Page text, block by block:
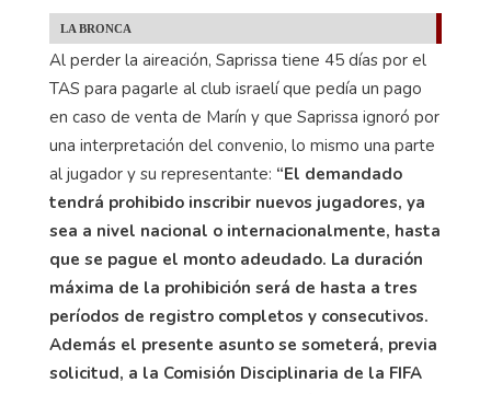
LA BRONCA
Al perder la aireación, Saprissa tiene 45 días por el
TAS para pagarle al club israelí que pedía un pago
en caso de venta de Marín y que Saprissa ignoró por
una interpretación del convenio, lo mismo una parte
al jugador y su representante: “El demandado
tendrá prohibido inscribir nuevos jugadores, ya
sea a nivel nacional o internacionalmente, hasta
que se pague el monto adeudado. La duración
máxima de la prohibición será de hasta a tres
períodos de registro completos y consecutivos.
Además el presente asunto se someterá, previa
solicitud, a la Comisión Disciplinaria de la FIFA